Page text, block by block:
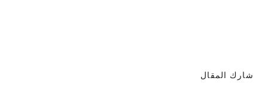
شارك المقال